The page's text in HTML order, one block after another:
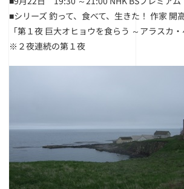
■シリーズ 釣って、食べて、生きた！ 作家 開
「第１夜 巨大オヒョウを食らう ～アラスカ・
※２夜連続の第１夜